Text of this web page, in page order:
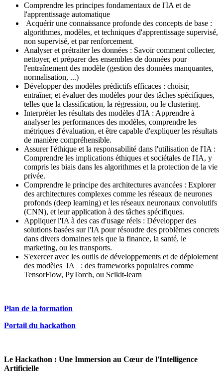
Comprendre les principes fondamentaux de l'IA et de
l'apprentissage automatique
Acquérir une connaissance profonde des concepts de base :
algorithmes, modèles, et techniques d'apprentissage supervisé,
non supervisé, et par renforcement.
Analyser et prétraiter les données : Savoir comment collecter,
nettoyer, et préparer des ensembles de données pour
l'entraînement des modèle (gestion des données manquantes,
normalisation, ...)
Développer des modèles prédictifs efficaces : choisir,
entraîner, et évaluer des modèles pour des tâches spécifiques,
telles que la classification, la régression, ou le clustering.
Interpréter les résultats des modèles d'IA : Apprendre à
analyser les performances des modèles, comprendre les
métriques d'évaluation, et être capable d'expliquer les résultats
de manière compréhensible.
Assurer l'éthique et la responsabilité dans l'utilisation de l'IA :
Comprendre les implications éthiques et sociétales de l'IA, y
compris les biais dans les algorithmes et la protection de la vie
privée.
Comprendre le principe des architectures avancées : Explorer
des architectures complexes comme les réseaux de neurones
profonds (deep learning) et les réseaux neuronaux convolutifs
(CNN), et leur application à des tâches spécifiques.
Appliquer l'IA à des cas d'usage réels : Développer des
solutions basées sur l'IA pour résoudre des problèmes concrets
dans divers domaines tels que la finance, la santé, le
marketing, ou les transports.
S'exercer avec les outils de développements et de déploiement
des modèles IA : des frameworks populaires comme
TensorFlow, PyTorch, ou Scikit-learn
Plan de la formation
Portail du hackathon
Le Hackathon : Une Immersion au Cœur de l'Intelligence
Artificielle